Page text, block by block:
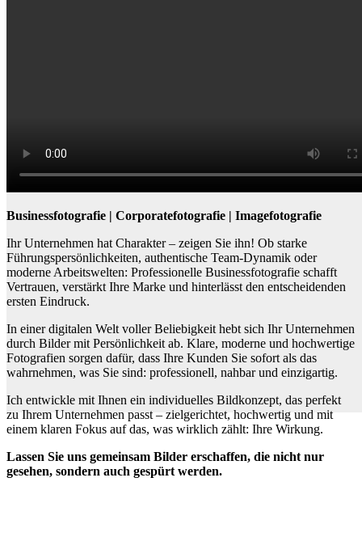
Businessfotografie | Corporatefotografie | Imagefotografie
Ihr Unternehmen hat Charakter – zeigen Sie ihn! Ob starke
Führungspersönlichkeiten, authentische Team-Dynamik oder
moderne Arbeitswelten: Professionelle Businessfotografie schafft
Vertrauen, verstärkt Ihre Marke und hinterlässt den entscheidenden
ersten Eindruck.
In einer digitalen Welt voller Beliebigkeit hebt sich Ihr Unternehmen
durch Bilder mit Persönlichkeit ab. Klare, moderne und hochwertige
Fotografien sorgen dafür, dass Ihre Kunden Sie sofort als das
wahrnehmen, was Sie sind: professionell, nahbar und einzigartig.
Ich entwickle mit Ihnen ein individuelles Bildkonzept, das perfekt
zu Ihrem Unternehmen passt – zielgerichtet, hochwertig und mit
einem klaren Fokus auf das, was wirklich zählt: Ihre Wirkung.
Lassen Sie uns gemeinsam Bilder erschaffen, die nicht nur
gesehen, sondern auch gespürt werden.